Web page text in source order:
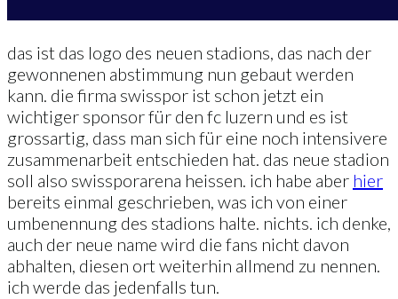
das ist das logo des neuen stadions, das nach der
gewonnenen abstimmung nun gebaut werden
kann. die firma swisspor ist schon jetzt ein
wichtiger sponsor für den fc luzern und es ist
grossartig, dass man sich für eine noch intensivere
zusammenarbeit entschieden hat. das neue stadion
soll also swissporarena heissen. ich habe aber hier
bereits einmal geschrieben, was ich von einer
umbenennung des stadions halte. nichts. ich denke,
auch der neue name wird die fans nicht davon
abhalten, diesen ort weiterhin allmend zu nennen.
ich werde das jedenfalls tun.